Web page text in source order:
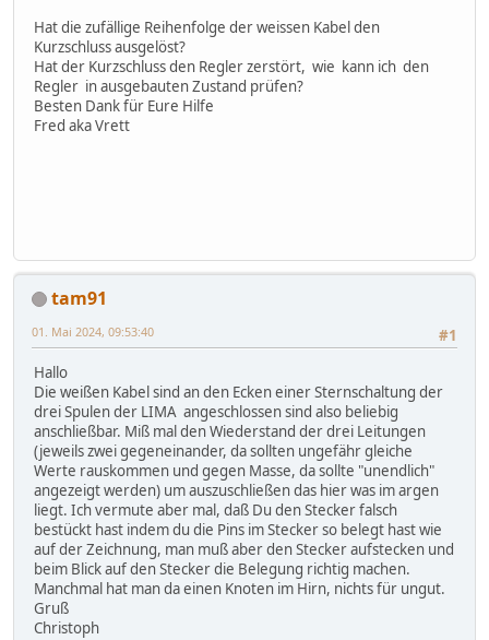
Hat die zufällige Reihenfolge der weissen Kabel den
Kurzschluss ausgelöst?
Hat der Kurzschluss den Regler zerstört, wie kann ich den
Regler in ausgebauten Zustand prüfen?
Besten Dank für Eure Hilfe
Fred aka Vrett
tam91
#1
01. Mai 2024, 09:53:40
Hallo
Die weißen Kabel sind an den Ecken einer Sternschaltung der
drei Spulen der LIMA angeschlossen sind also beliebig
anschließbar. Miß mal den Wiederstand der drei Leitungen
(jeweils zwei gegeneinander, da sollten ungefähr gleiche
Werte rauskommen und gegen Masse, da sollte "unendlich"
angezeigt werden) um auszuschließen das hier was im argen
liegt. Ich vermute aber mal, daß Du den Stecker falsch
bestückt hast indem du die Pins im Stecker so belegt hast wie
auf der Zeichnung, man muß aber den Stecker aufstecken und
beim Blick auf den Stecker die Belegung richtig machen.
Manchmal hat man da einen Knoten im Hirn, nichts für ungut.
Gruß
Christoph